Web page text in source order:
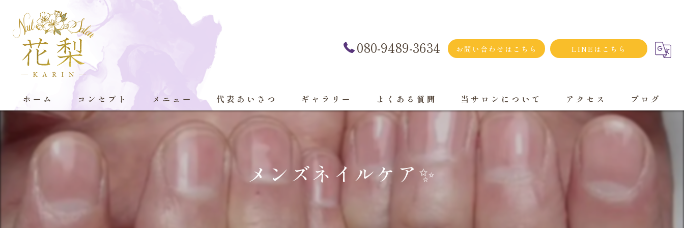
080-9489-3634 お問い合わせはこちら LINEはこちら
ホーム コンセプト メニュー 代表あいさつ ギャラリー よくある質問 当サロンについて
シンプルネイル
ダメージネイルケア
アクセス ブログ
メンズネイルケア✨️